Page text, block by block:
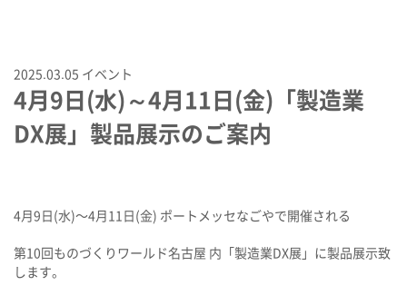
2025.03.05 イベント
4月9日(水)～4月11日(金)「製造業
DX展」製品展示のご案内
4月9日(水)～4月11日(金) ポートメッセなごやで開催される
第10回ものづくりワールド名古屋 内「製造業DX展」 に製品展示致
します。